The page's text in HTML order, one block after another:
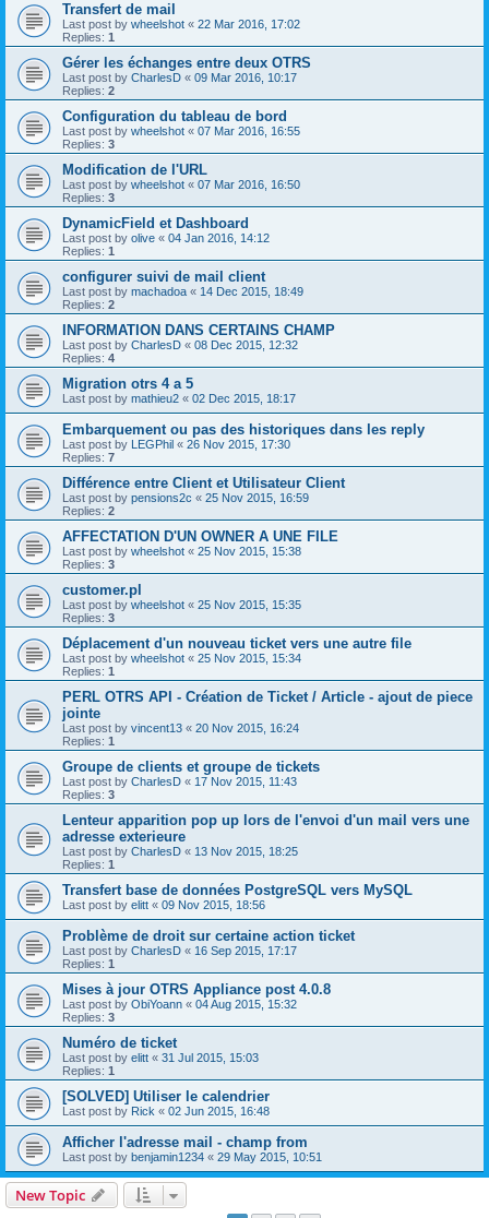
Transfert de mail
Last post by wheelshot « 22 Mar 2016, 17:02
Replies: 1
Gérer les échanges entre deux OTRS
Last post by CharlesD « 09 Mar 2016, 10:17
Replies: 2
Configuration du tableau de bord
Last post by wheelshot « 07 Mar 2016, 16:55
Replies: 3
Modification de l'URL
Last post by wheelshot « 07 Mar 2016, 16:50
Replies: 3
DynamicField et Dashboard
Last post by olive « 04 Jan 2016, 14:12
Replies: 1
configurer suivi de mail client
Last post by machadoa « 14 Dec 2015, 18:49
Replies: 2
INFORMATION DANS CERTAINS CHAMP
Last post by CharlesD « 08 Dec 2015, 12:32
Replies: 4
Migration otrs 4 a 5
Last post by mathieu2 « 02 Dec 2015, 18:17
Embarquement ou pas des historiques dans les reply
Last post by LEGPhil « 26 Nov 2015, 17:30
Replies: 7
Différence entre Client et Utilisateur Client
Last post by pensions2c « 25 Nov 2015, 16:59
Replies: 2
AFFECTATION D'UN OWNER A UNE FILE
Last post by wheelshot « 25 Nov 2015, 15:38
Replies: 3
customer.pl
Last post by wheelshot « 25 Nov 2015, 15:35
Replies: 3
Déplacement d'un nouveau ticket vers une autre file
Last post by wheelshot « 25 Nov 2015, 15:34
Replies: 1
PERL OTRS API - Création de Ticket / Article - ajout de piece
jointe
Last post by vincent13 « 20 Nov 2015, 16:24
Replies: 1
Groupe de clients et groupe de tickets
Last post by CharlesD « 17 Nov 2015, 11:43
Replies: 3
Lenteur apparition pop up lors de l'envoi d'un mail vers une
adresse exterieure
Last post by CharlesD « 13 Nov 2015, 18:25
Replies: 1
Transfert base de données PostgreSQL vers MySQL
Last post by elitt « 09 Nov 2015, 18:56
Problème de droit sur certaine action ticket
Last post by CharlesD « 16 Sep 2015, 17:17
Replies: 1
Mises à jour OTRS Appliance post 4.0.8
Last post by ObiYoann « 04 Aug 2015, 15:32
Replies: 3
Numéro de ticket
Last post by elitt « 31 Jul 2015, 15:03
Replies: 1
[SOLVED] Utiliser le calendrier
Last post by Rick « 02 Jun 2015, 16:48
Afficher l'adresse mail - champ from
Last post by benjamin1234 « 29 May 2015, 10:51
New Topic